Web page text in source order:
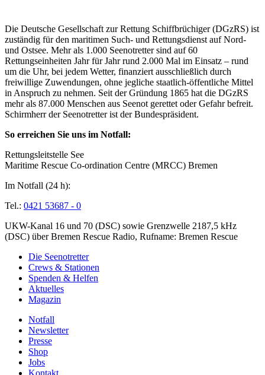
Die Deutsche Gesellschaft zur Rettung Schiffbrüchiger (DGzRS) ist
zuständig für den maritimen Such- und Rettungsdienst auf Nord-
und Ostsee. Mehr als 1.000 Seenotretter sind auf 60
Rettungseinheiten Jahr für Jahr rund 2.000 Mal im Einsatz – rund
um die Uhr, bei jedem Wetter, finanziert ausschließlich durch
freiwillige Zuwendungen, ohne jegliche staatlich-öffentliche Mittel
in Anspruch zu nehmen. Seit der Gründung 1865 hat die DGzRS
mehr als 87.000 Menschen aus Seenot gerettet oder Gefahr befreit.
Schirmherr der Seenotretter ist der Bundespräsident.
So erreichen Sie uns im Notfall:
Rettungsleitstelle See
Maritime Rescue Co-ordination Centre (MRCC) Bremen
Im Notfall (24 h):
Tel.: 0421 53687 - 0
UKW-Kanal 16 und 70 (DSC) sowie Grenzwelle 2187,5 kHz
(DSC) über Bremen Rescue Radio, Rufname: Bremen Rescue
Die Seenotretter
Crews & Stationen
Spenden & Helfen
Aktuelles
Magazin
Notfall
Newsletter
Presse
Shop
Jobs